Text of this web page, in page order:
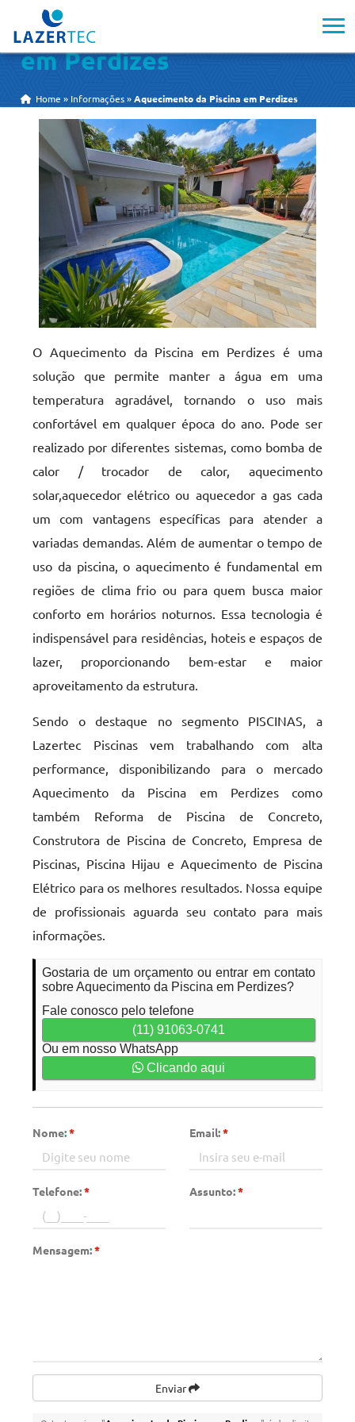
Aquecimento da Piscina
em Perdizes
Home » Informações »Aquecimento da Piscina em Perdizes
O Aquecimento da Piscina em Perdizes é uma
solução que permite manter a água em uma
temperatura agradável, tornando o uso mais
confortável em qualquer época do ano. Pode ser
realizado por diferentes sistemas, como bomba de
calor / trocador de calor, aquecimento
solar,aquecedor elétrico ou aquecedor a gas cada
um com vantagens específicas para atender a
variadas demandas. Além de aumentar o tempo de
uso da piscina, o aquecimento é fundamental em
regiões de clima frio ou para quem busca maior
conforto em horários noturnos. Essa tecnologia é
indispensável para residências, hoteis e espaços de
lazer, proporcionando bem-estar e maior
aproveitamento da estrutura.
Sendo o destaque no segmento PISCINAS, a
Lazertec Piscinas vem trabalhando com alta
performance, disponibilizando para o mercado
Aquecimento da Piscina em Perdizes como
também Reforma de Piscina de Concreto,
Construtora de Piscina de Concreto, Empresa de
Piscinas, Piscina Hijau e Aquecimento de Piscina
Elétrico para os melhores resultados. Nossa equipe
de profissionais aguarda seu contato para mais
informações.
Gostaria de um orçamento ou entrar em contato
sobre Aquecimento da Piscina em Perdizes?
Fale conosco pelo telefone
(11) 91063-0741
Ou em nosso WhatsApp
Clicando aqui
Nome:* Email:*
Telefone:* Assunto:*
Mensagem:*
Enviar